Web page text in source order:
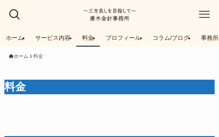
ホーム サービス内容 料金 プロフィール コラム/ブログ 事務
ホーム 料金
料金